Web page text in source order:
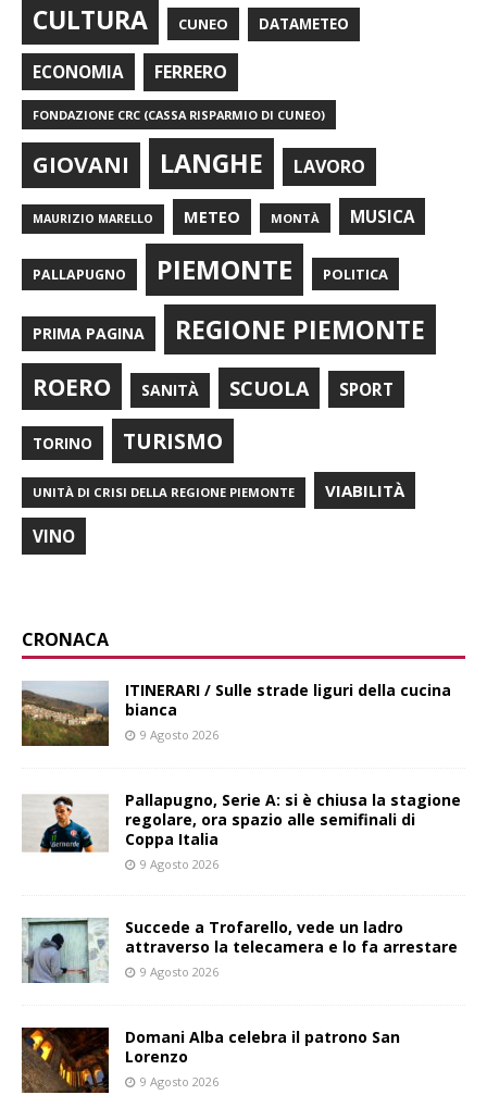
CULTURA CUNEO DATAMETEO
ECONOMIA FERRERO
FONDAZIONE CRC (CASSA RISPARMIO DI CUNEO)
GIOVANI LANGHE LAVORO
MAURIZIO MARELLO METEO MONTÀ MUSICA
PALLAPUGNO PIEMONTE POLITICA
PRIMA PAGINA REGIONE PIEMONTE
ROERO SANITÀ SCUOLA SPORT
TORINO TURISMO
UNITÀ DI CRISI DELLA REGIONE PIEMONTE VIABILITÀ
VINO
CRONACA
ITINERARI / Sulle strade liguri della cucina
bianca
9 Agosto 2026
Pallapugno, Serie A: si è chiusa la stagione
regolare, ora spazio alle semifinali di
Coppa Italia
9 Agosto 2026
Succede a Trofarello, vede un ladro
attraverso la telecamera e lo fa arrestare
9 Agosto 2026
Domani Alba celebra il patrono San
Lorenzo
9 Agosto 2026